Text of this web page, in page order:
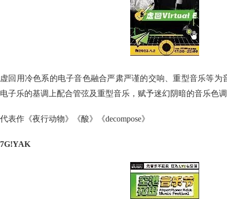
虚回用冷色系的电子音色融合严肃严谨的交响、重型音乐等为
电子乐的基调上配合管弦及重型音乐，赋予迷幻阴暗的音乐色
代表作《夜行动物》《酸》《decompose》
7G!YAK